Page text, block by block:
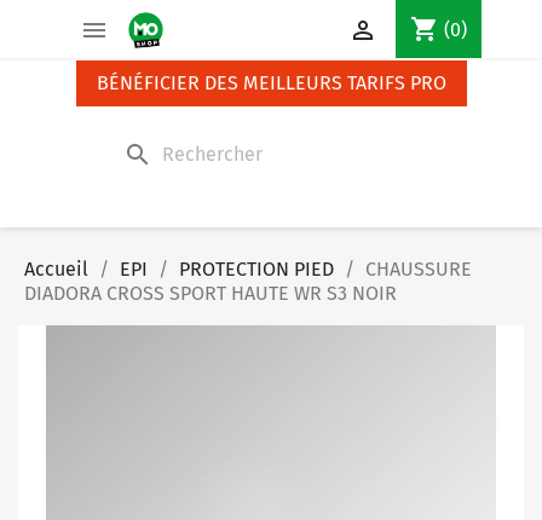
 shopping_cart (0)

BÉNÉFICIER DES MEILLEURS TARIFS PRO
search
Accueil EPI PROTECTION PIED
CHAUSSURE
DIADORA CROSS SPORT HAUTE WR S3 NOIR
Panneau de gestion des cookies